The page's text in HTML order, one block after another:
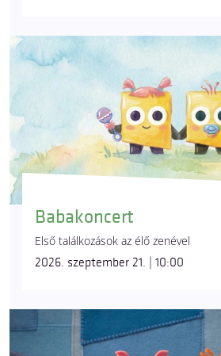
Babakoncert
Első találkozások az élő zenével
2026. szeptember 21. | 10:00